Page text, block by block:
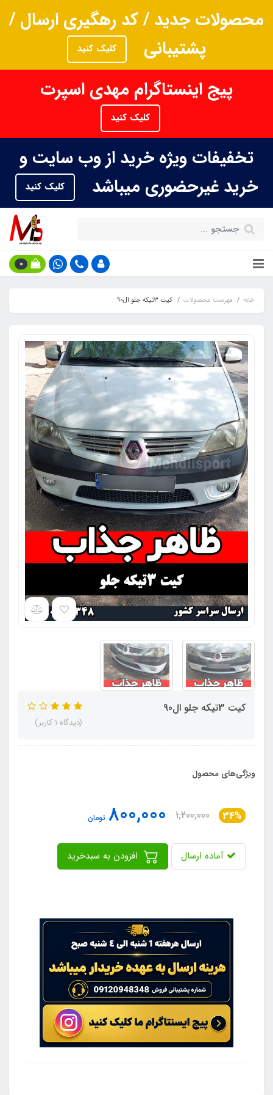
محصولات جدید / کد رهگیری ارسال /
پشتیبانی
کلیک کنید
پیج اینستاگرام مهدی اسپرت
کلیک کنید
تخفیفات ویژه خرید از وب سایت و
خرید غیرحضوری میباشد
کلیک کنید
0
خانه فهرست محصولات کیت 3تیکه جلو ال90
کیت 3تیکه جلو ال90
(دیدگاه 1 کاربر)
ویژگی‌های محصول
34%
1,200,000
800,000 تومان
آماده ارسال